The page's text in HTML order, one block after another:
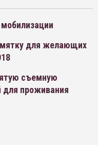
для желающих
съемную
для проживания